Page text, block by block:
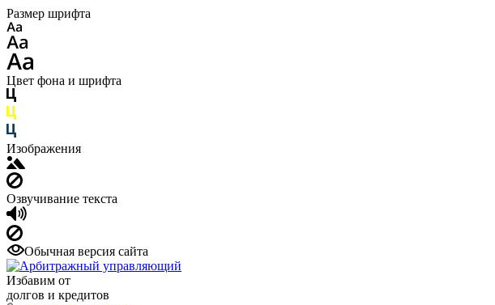
Размер шрифта
Цвет фона и шрифта
Изображения
Озвучивание текста
Обычная версия сайта
Избавим от
долгов и кредитов